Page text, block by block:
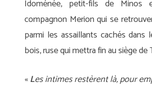
Idoménée, petit-fils de
compagnon Merion qui se
parmi les assaillants cachés dans
bois, ruse qui mettra fin au siège de
«Les intimes restèrent là, pour